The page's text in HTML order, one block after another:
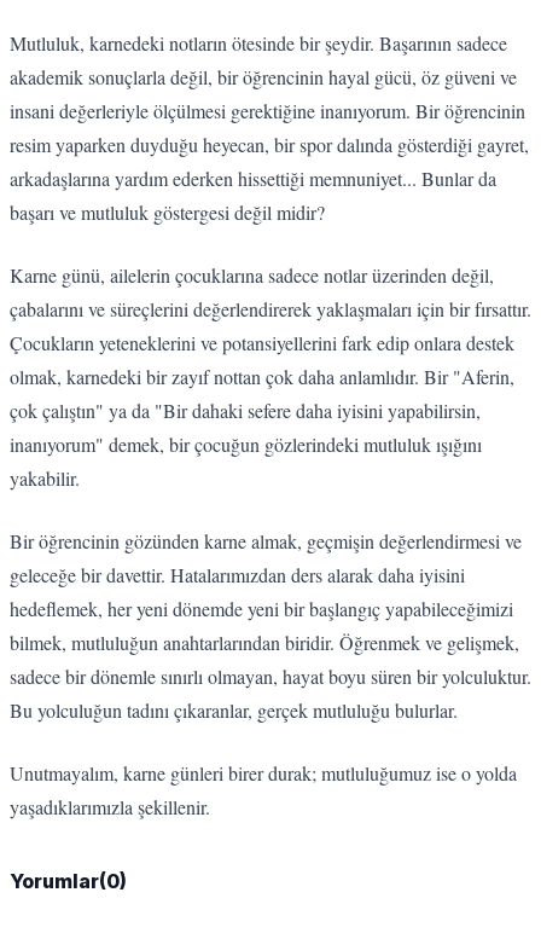
Mutluluk, karnedeki notların ötesinde bir şeydir. Başarının sadece
akademik sonuçlarla değil, bir öğrencinin hayal gücü, öz güveni ve
insani değerleriyle ölçülmesi gerektiğine inanıyorum. Bir öğrencinin
resim yaparken duyduğu heyecan, bir spor dalında gösterdiği gayret,
arkadaşlarına yardım ederken hissettiği memnuniyet... Bunlar da
başarı ve mutluluk göstergesi değil midir?
Karne günü, ailelerin çocuklarına sadece notlar üzerinden değil,
çabalarını ve süreçlerini değerlendirerek yaklaşmaları için bir fırsattır.
Çocukların yeteneklerini ve potansiyellerini fark edip onlara destek
olmak, karnedeki bir zayıf nottan çok daha anlamlıdır. Bir "Aferin,
çok çalıştın" ya da "Bir dahaki sefere daha iyisini yapabilirsin,
inanıyorum" demek, bir çocuğun gözlerindeki mutluluk ışığını
yakabilir.
Bir öğrencinin gözünden karne almak, geçmişin değerlendirmesi ve
geleceğe bir davettir. Hatalarımızdan ders alarak daha iyisini
hedeflemek, her yeni dönemde yeni bir başlangıç yapabileceğimizi
bilmek, mutluluğun anahtarlarından biridir. Öğrenmek ve gelişmek,
sadece bir dönemle sınırlı olmayan, hayat boyu süren bir yolculuktur.
Bu yolculuğun tadını çıkaranlar, gerçek mutluluğu bulurlar.
Unutmayalım, karne günleri birer durak; mutluluğumuz ise o yolda
yaşadıklarımızla şekillenir.
Yorumlar(0)